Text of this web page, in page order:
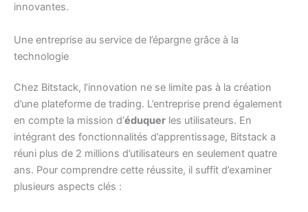
innovantes.
Une entreprise au service de l’épargne grâce à la
technologie
Chez Bitstack, l’innovation ne se limite pas à la création
d’une plateforme de trading. L’entreprise prend également
en compte la mission d’éduquer les utilisateurs. En
intégrant des fonctionnalités d’apprentissage, Bitstack a
réuni plus de 2 millions d’utilisateurs en seulement quatre
ans. Pour comprendre cette réussite, il suffit d’examiner
plusieurs aspects clés :